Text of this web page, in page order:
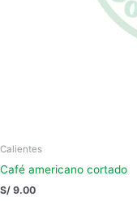
Calientes
Café americano cortado
S/ 9.00